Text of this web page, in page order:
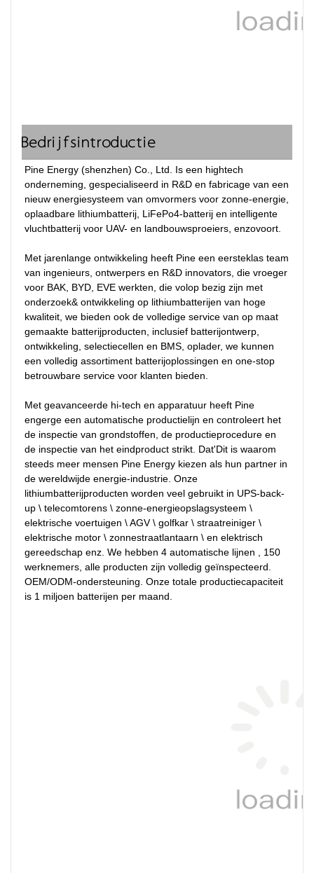
Bedrijfsintroductie
Pine Energy (shenzhen) Co., Ltd. Is een hightech
onderneming, gespecialiseerd in R&D en fabricage van een
nieuw energiesysteem van omvormers voor zonne-energie,
oplaadbare lithiumbatterij, LiFePo4-batterij en intelligente
vluchtbatterij voor UAV- en landbouwsproeiers, enzovoort.
Met jarenlange ontwikkeling heeft Pine een eersteklas team
van ingenieurs, ontwerpers en R&D innovators, die vroeger
voor BAK, BYD, EVE werkten, die volop bezig zijn met
onderzoek& ontwikkeling op lithiumbatterijen van hoge
kwaliteit, we bieden ook de volledige service van op maat
gemaakte batterijproducten, inclusief batterijontwerp,
ontwikkeling, selectiecellen en BMS, oplader, we kunnen
een volledig assortiment batterijoplossingen en one-stop
betrouwbare service voor klanten bieden.
Met geavanceerde hi-tech en apparatuur heeft Pine
engerge een automatische productielijn en controleert het
de inspectie van grondstoffen, de productieprocedure en
de inspectie van het eindproduct strikt. Dat'Dit is waarom
steeds meer mensen Pine Energy kiezen als hun partner in
de wereldwijde energie-industrie. Onze
lithiumbatterijproducten worden veel gebruikt in UPS-back-
up \ telecomtorens \ zonne-energieopslagsysteem \
elektrische voertuigen \ AGV \ golfkar \ straatreiniger \
elektrische motor \ zonnestraatlantaarn \ en elektrisch
gereedschap enz. We hebben 4 automatische lijnen , 150
werknemers, alle producten zijn volledig geïnspecteerd.
OEM/ODM-ondersteuning. Onze totale productiecapaciteit
is 1 miljoen batterijen per maand.